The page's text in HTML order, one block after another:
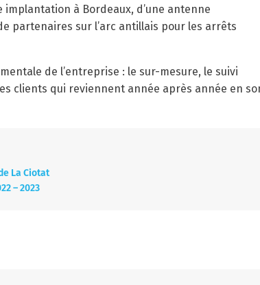
à Bordeaux, d’une antenne
partenaires sur l’arc antillais pour les arrêts
de l’entreprise : le sur-mesure, le suivi
clients qui reviennent année après année en
La Ciotat
– 2023